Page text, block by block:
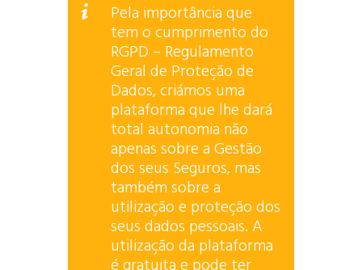
Pela importância que
tem o cumprimento do
RGPD – Regulamento
Geral de Proteção de
Dados, criámos uma
plataforma que lhe dará
total autonomia não
apenas sobre a Gestão
dos seus Seguros, mas
também sobre a
utilização e proteção dos
seus dados pessoais. A
utilização da plataforma